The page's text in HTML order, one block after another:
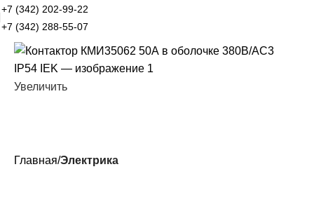
+7 (342) 202-99-22
+7 (342) 288-55-07
Увеличить
Главная Электрика